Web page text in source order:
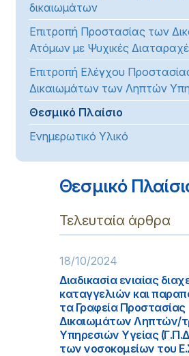
δικαιωμάτων
Επιτροπή Προστασίας των
Ατόμων με Ψυχικές
Επιτροπή Ελέγχου
Δικαιωμάτων των Ληπτών
Θεσμικό Πλαίσιο
Ενημερωτικό Υλικό
Θεσμικό
Τελευταία άρθρα
18/10/2024
Διαδικασία ενιαίας
καταγγελιών και
τα Γραφεία Προστασίας
Δικαιωμάτων Ληπτών/
Υπηρεσιών Υγείας
των νοσοκομείων του